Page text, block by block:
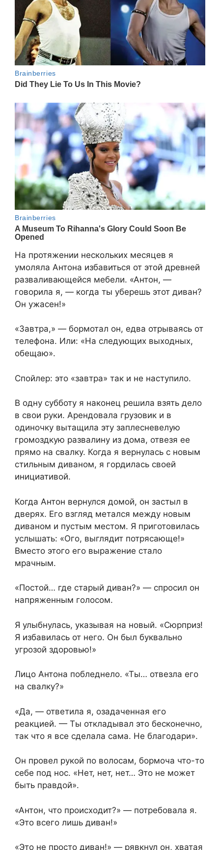
На протяжении нескольких месяцев я
умоляла Антона избавиться от этой древней
разваливающейся мебели. «Антон, —
говорила я, — когда ты уберешь этот диван?
Он ужасен!»
«Завтра,» — бормотал он, едва отрываясь от
телефона. Или: «На следующих выходных,
обещаю».
Спойлер: это «завтра» так и не наступило.
В одну субботу я наконец решила взять дело
в свои руки. Арендовала грузовик и в
одиночку вытащила эту заплесневелую
громоздкую развалину из дома, отвезя ее
прямо на свалку. Когда я вернулась с новым
стильным диваном, я гордилась своей
инициативой.
Когда Антон вернулся домой, он застыл в
дверях. Его взгляд метался между новым
диваном и пустым местом. Я приготовилась
услышать: «Ого, выглядит потрясающе!»
Вместо этого его выражение стало
мрачным.
«Постой… где старый диван?» — спросил он
напряженным голосом.
Я улыбнулась, указывая на новый. «Сюрприз!
Я избавилась от него. Он был буквально
угрозой здоровью!»
Лицо Антона побледнело. «Ты… отвезла его
на свалку?»
«Да, — ответила я, озадаченная его
реакцией. — Ты откладывал это бесконечно,
так что я все сделала сама. Не благодари».
Он провел рукой по волосам, бормоча что-то
себе под нос. «Нет, нет, нет… Это не может
быть правдой».
«Антон, что происходит?» — потребовала я.
«Это всего лишь диван!»
«Это не просто диван!» — рявкнул он, хватая